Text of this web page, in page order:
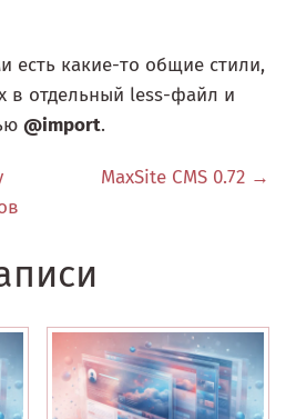
есть какие-то общие стили,
в отдельный less-файл и
@import.
MaxSite CMS 0.72 →